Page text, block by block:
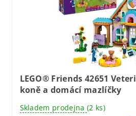
LEGO® Friends 42651
koně a domácí mazlíčky
Skladem prodejna (2 ks)